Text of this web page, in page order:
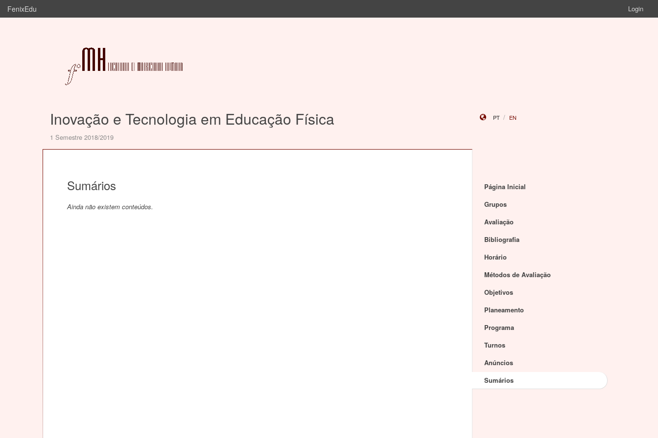
FenixEdu Login
Inovação e Tecnologia em Educação Física
1 Semestre 2018/2019
PT EN
Sumários
Ainda não existem conteúdos.
Página Inicial
Grupos
Avaliação
Bibliografia
Horário
Métodos de Avaliação
Objetivos
Planeamento
Programa
Turnos
Anúncios
Sumários